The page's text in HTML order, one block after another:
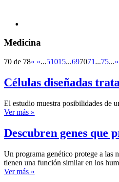
Medicina
70 de 78« «...51015...697071 ...75...»
Células diseñadas
El estudio muestra posibilidades de
Ver más »
Descubren genes que
Un programa genético protege a las
tienen una función similar en los
Ver más »